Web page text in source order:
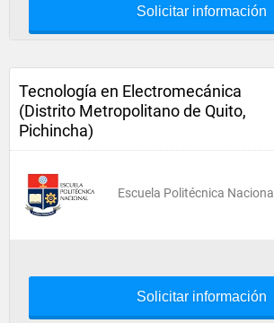
Solicitar información
Tecnología en Electromecánica
(Distrito Metropolitano de Quito,
Pichincha)
Escuela Politécnica Nacional
Solicitar información